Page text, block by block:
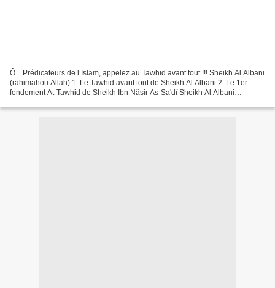
Ô... Prédicateurs de l’Islam, appelez au Tawhid avant tout !!! Sheikh Al Albani
(rahimahou Allah) 1. Le Tawhid avant tout de Sheikh Al Albani 2. Le 1er
fondement At-Tawhid de Sheikh Ibn Nâsir As-Sa'dî Sheikh Al Albani